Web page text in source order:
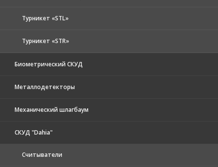
Турникет «STL»
Турникет «STR»
Биометрический СКУД
Металлодетекторы
Механический шлагбаум
СКУД "Dahia"
Считыватели